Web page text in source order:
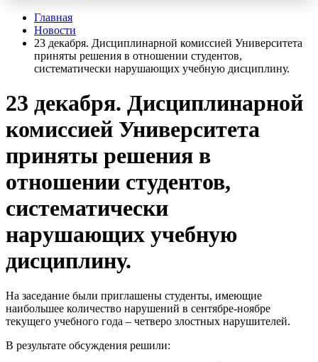
Главная
Новости
23 декабря. Дисциплинарной комиссией Университета
приняты решения в отношении студентов,
систематически нарушающих учебную дисциплину.
23 декабря. Дисциплинарной
комиссией Университета
приняты решения в
отношении студентов,
систематически
нарушающих учебную
дисциплину.
На заседание были приглашены студенты, имеющие
наибольшее количество нарушений в сентябре-ноябре
текущего учебного года – четверо злостных нарушителей.
В результате обсуждения решили: